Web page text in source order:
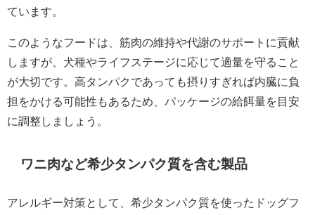
ています。
このようなフードは、筋肉の維持や代謝のサポートに貢献
しますが、犬種やライフステージに応じて適量を守ること
が大切です。高タンパクであっても摂りすぎれば内臓に負
担をかける可能性もあるため、パッケージの給餌量を目安
に調整しましょう。
ワニ肉など希少タンパク質を含む製品
アレルギー対策として、希少タンパク質を使ったドッグフ